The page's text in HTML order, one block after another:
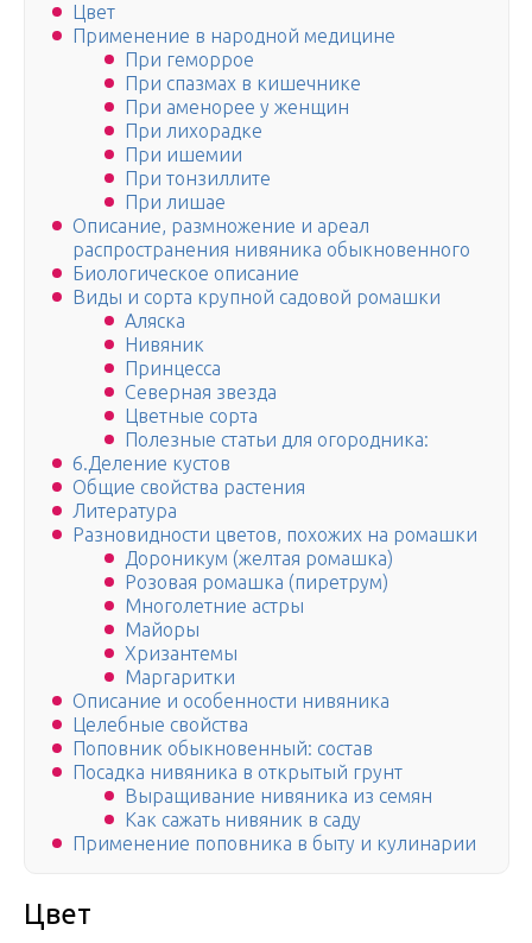
Цвет
Применение в народной медицине
При геморрое
При спазмах в кишечнике
При аменорее у женщин
При лихорадке
При ишемии
При тонзиллите
При лишае
Описание, размножение и ареал
распространения нивяника обыкновенного
Биологическое описание
Виды и сорта крупной садовой ромашки
Аляска
Нивяник
Принцесса
Северная звезда
Цветные сорта
Полезные статьи для огородника:
6.Деление кустов
Общие свойства растения
Литература
Разновидности цветов, похожих на poмaшки
Дороникум (желтая ромашка)
Розовая ромашка (пиретрум)
Многолетние астры
Майоры
Хризантемы
Маргаритки
Описание и особенности нивяника
Целебные свойства
Поповник обыкновенный: состав
Посадка нивяника в открытый грунт
Выращивание нивяника из семян
Как сажать нивяник в саду
Применение поповника в быту и кулинарии
Цвет